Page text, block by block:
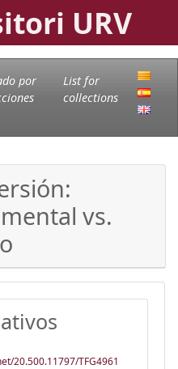
URV
por
List for
collections
vs.
20.500.11797/TFG4961